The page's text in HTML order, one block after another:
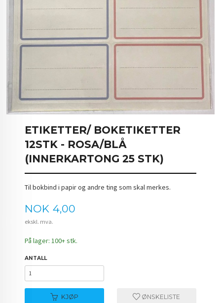
ETIKETTER/ BOKETIKETTER
12STK - ROSA/BLÅ
(INNERKARTONG 25 STK)
Til bokbind i papir og andre ting som skal merkes.
Pris
NOK 4,00
ekskl. mva.
På lager: 100+ stk.
ANTALL
KJØP ØNSKELISTE